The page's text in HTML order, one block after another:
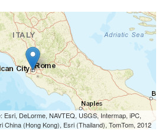
DeLorme, NAVTEQ, USGS, Intermap, iPC,
China (Hong Kong), Esri (Thailand), TomTom, 2012